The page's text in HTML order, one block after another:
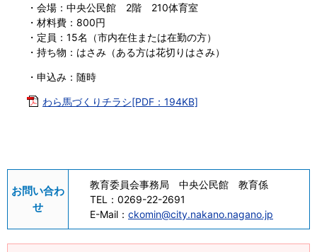
・会場：中央公民館 2階 210体育室
・材料費：800円
・定員：15名（市内在住または在勤の方）
・持ち物：はさみ（ある方は花切りはさみ）
・申込み：随時
わら馬づくりチラシ[PDF：194KB]
お問い合わ
せ
教育委員会事務局 中央公民館 教育係
TEL： 0269-22-2691
E-Mail： ckomin@city.nakano.nagano.jp